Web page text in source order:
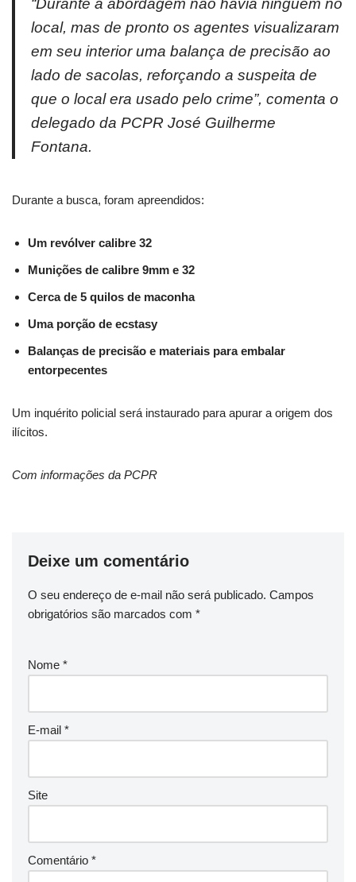
“Durante a abordagem não havia ninguém no
local, mas de pronto os agentes visualizaram
em seu interior uma balança de precisão ao
lado de sacolas, reforçando a suspeita de
que o local era usado pelo crime”, comenta o
delegado da PCPR José Guilherme
Fontana.
Durante a busca, foram apreendidos:
Um revólver calibre 32
Munições de calibre 9mm e 32
Cerca de 5 quilos de maconha
Uma porção de ecstasy
Balanças de precisão e materiais para embalar
entorpecentes
Um inquérito policial será instaurado para apurar a origem dos
ilícitos.
Com informações da PCPR
Deixe um comentário
O seu endereço de e-mail não será publicado. Campos
obrigatórios são marcados com *
Nome *
E-mail *
Site
Comentário *